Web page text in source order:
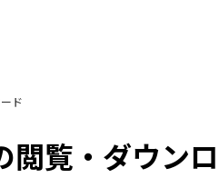
ド
閲覧・ダウン